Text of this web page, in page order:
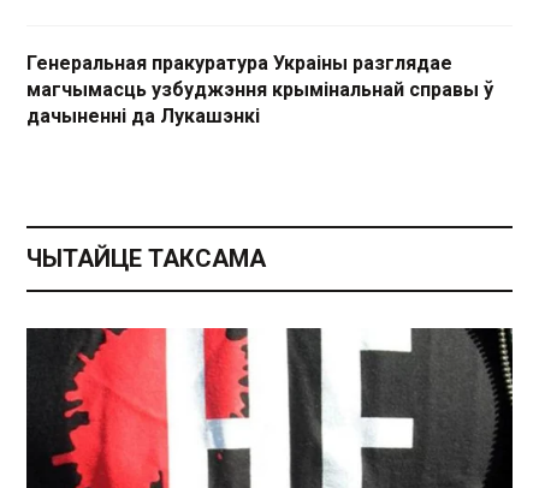
Генеральная пракуратура Украіны разглядае
магчымасць узбуджэння крымінальнай справы ў
дачыненні да Лукашэнкі
ЧЫТАЙЦЕ ТАКСАМА